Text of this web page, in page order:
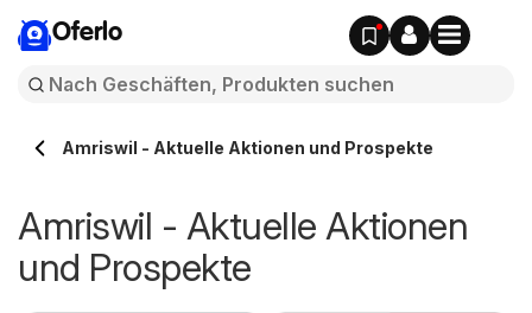
Oferlo
Amriswil - Aktuelle Aktionen und Prospekte
Amriswil - Aktuelle Aktionen
und Prospekte